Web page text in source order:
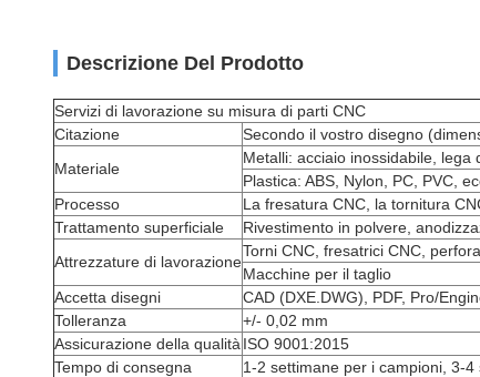
Descrizione Del Prodotto
Servizi di lavorazione su misura di parti CNC
Citazione
Secondo il vostro disegno
Materiale
Metalli: acciaio inossidabile, lega
Plastica: ABS, Nylon, PC, PVC,
Processo
La fresatura CNC, la tornitura
Trattamento superficiale
Rivestimento in polvere,
Attrezzature di lavorazione
Torni CNC, fresatrici CNC,
Macchine per il taglio
Accetta disegni
CAD (DXE.DWG), PDF, Pro/
Tolleranza
+/- 0,02 mm
Assicurazione della qualità ISO 9001:2015
Tempo di consegna
1-2 settimane per i campioni, 3-